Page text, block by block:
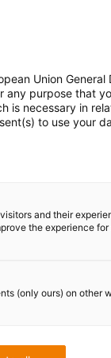
24568 cu
de exemplu,
timp, să
durata de
pentru
dificile, cum
Union General
any purpose that
is necessary in
to use your
and their
the experience for
(only ours) on other